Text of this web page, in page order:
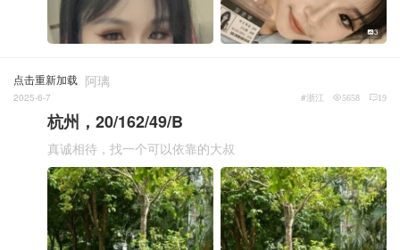
3
点击重新加载 阿璃
2025-6-7 19
5658
#浙江
杭州，20/162/49/B
真诚相待，找一个可以依靠的大叔